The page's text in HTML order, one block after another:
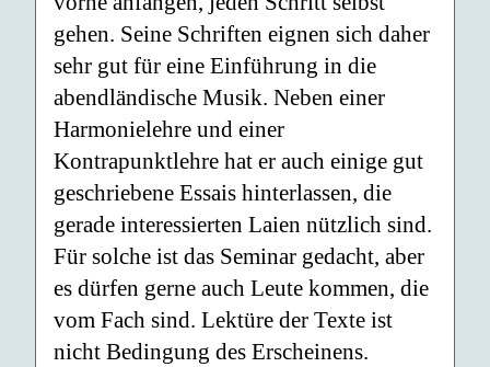
gehen. Seine Schriften eignen sich daher
sehr gut für eine Einführung in die
abendländische Musik. Neben einer
Harmonielehre und einer
Kontrapunktlehre hat er auch einige gut
geschriebene Essais hinterlassen, die
gerade interessierten Laien nützlich sind.
Für solche ist das Seminar gedacht, aber
es dürfen gerne auch Leute kommen, die
vom Fach sind. Lektüre der Texte ist
nicht Bedingung des Erscheinens.